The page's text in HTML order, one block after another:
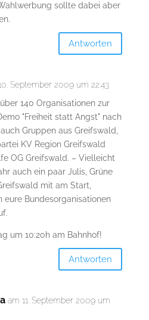
sollte dabei aber
Antworten
September 2009 um 22:43
140 Organisationen zur
"Freiheit statt Angst" nach
Gruppen aus Greifswald,
KV Region Greifswald
OG Greifswald. – Vielleicht
auch ein paar Julis, Grüne
mit am Start,
eure Bundesorganisationen
um 10:20h am Bahnhof!
Antworten
am 11. September 2009 um